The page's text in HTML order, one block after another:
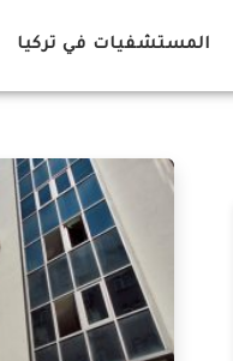
المستشفيات في تركيا